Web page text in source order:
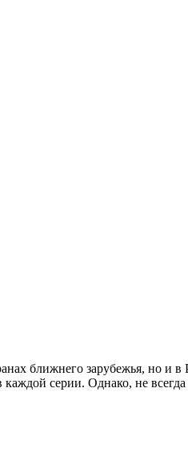
ближнего зарубежья, но и в
серии. Однако, не всегда